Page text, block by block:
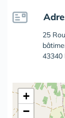
25
43340
+
−